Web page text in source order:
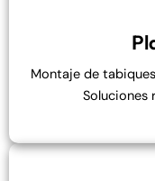
Montaje de
Soluciones